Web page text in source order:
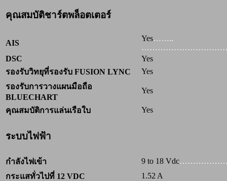
คุณสมบัติชาร์ตพล็อตเตอร์
AIS
Yes……..
……… ……… ………
DSC
Yes
รองรับวิทยุที่รองรับ FUSION LYNC
Yes
รองรับการวางแผนมือถือ
BLUECHART
Yes
คุณสมบัติการแล่นเรือใบ Yes
ระบบไฟฟ้า
กำลังไฟเข้า 9 to 18 Vdc………
กระแสทั่วไปที่ 12 VDC
1.52 A